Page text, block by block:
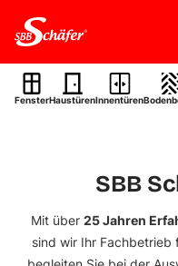
FensterHaustürenInnentüren
SBB
Mit über 25 Jahren
sind wir Ihr Fachbetrieb